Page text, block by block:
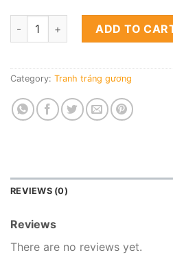
Tranh tráng gương thiên nhiên
ADD TO
Category: Tranh tráng gương
REVIEWS (0)
Reviews
There are no reviews yet.